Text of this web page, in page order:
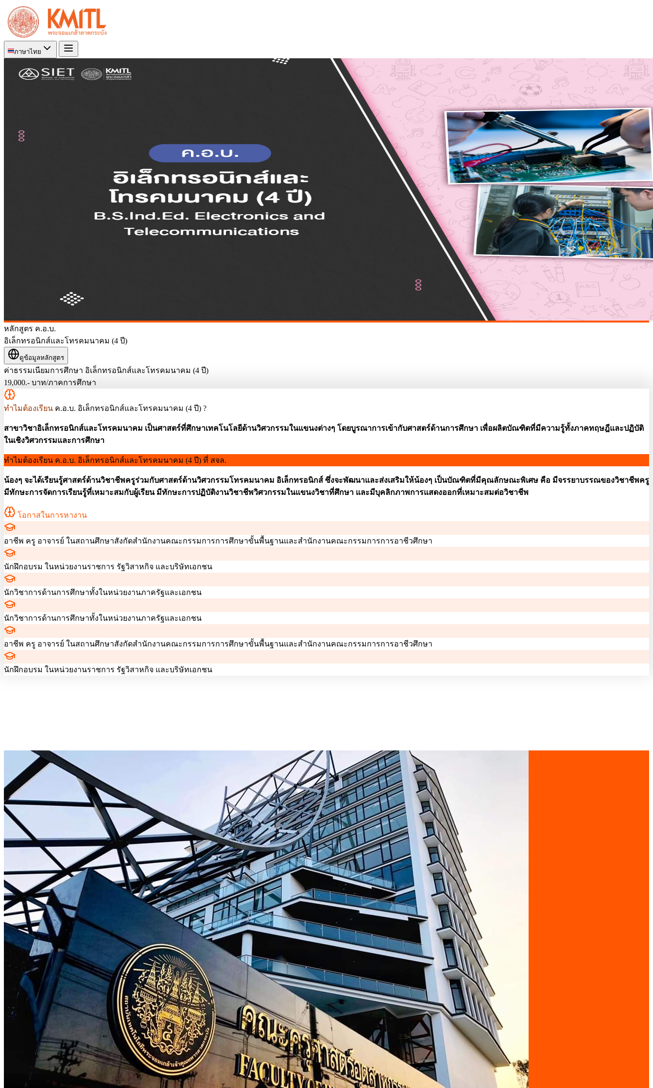
ภาษาไทย
หลักสูตร ค.อ.บ.
อิเล็กทรอนิกส์และโทรคมนาคม (4 ปี)
ดูข้อมูลหลักสูตร
ค่าธรรมเนียมการศึกษา อิเล็กทรอนิกส์และโทรคมนาคม (4 ปี)
19,000.- บาท/ภาคการศึกษา
ทำไมต้องเรียน ค.อ.บ. อิเล็กทรอนิกส์และโทรคมนาคม (4 ปี) ?
สาขาวิชาอิเล็กทรอนิกส์และโทรคมนาคม เป็นศาสตร์ที่ศึกษาเทคโนโลยีด้านวิศวกรรมในแขนงต่างๆ โดยบูรณาการเข้ากับศาสตร์ด้านการศึกษา เพื่อผลิตบัณฑิตที่มีความรู้ทั้งภาคทฤษฎีและปฏิบัติ
ในเชิงวิศวกรรมและการศึกษา
ทำไมต้องเรียน ค.อ.บ. อิเล็กทรอนิกส์และโทรคมนาคม (4 ปี) ที่ สจล.
น้องๆ จะได้เรียนรู้ศาสตร์ด้านวิชาชีพครูร่วมกับศาสตร์ด้านวิศวกรรมโทรคมนาคม อิเล็กทรอนิกส์ ซึ่งจะพัฒนาและส่งเสริมให้น้องๆ เป็นบัณฑิตที่มีคุณลักษณะพิเศษ คือ มีจรรยาบรรณของวิชาชีพครู
มีทักษะการจัดการเรียนรู้ที่เหมาะสมกับผู้เรียน มีทักษะการปฏิบัติงานวิชาชีพวิศวกรรมในแขนงวิชาที่ศึกษา และมีบุคลิกภาพการแสดงออกที่เหมาะสมต่อวิชาชีพ
โอกาสในการหางาน
อาชีพ ครู อาจารย์ ในสถานศึกษาสังกัดสำนักงานคณะกรรมการการศึกษาขั้นพื้นฐานและสำนักงานคณะกรรมการการอาชีวศึกษา
นักฝึกอบรม ในหน่วยงานราชการ รัฐวิสาหกิจ และบริษัทเอกชน
นักวิชาการด้านการศึกษาทั้งในหน่วยงานภาครัฐและเอกชน
นักวิชาการด้านการศึกษาทั้งในหน่วยงานภาครัฐและเอกชน
อาชีพ ครู อาจารย์ ในสถานศึกษาสังกัดสำนักงานคณะกรรมการการศึกษาขั้นพื้นฐานและสำนักงานคณะกรรมการการอาชีวศึกษา
นักฝึกอบรม ในหน่วยงานราชการ รัฐวิสาหกิจ และบริษัทเอกชน